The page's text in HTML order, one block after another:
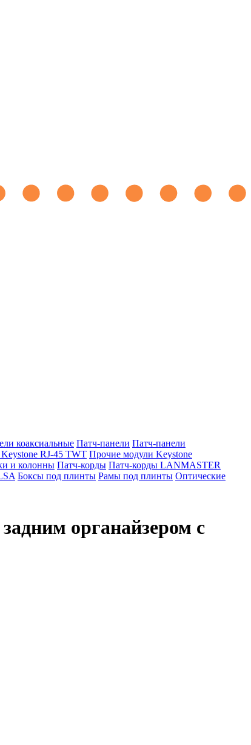
коаксиальные Патч-панели Патч-панели
RJ-45 TWT Прочие модули Keystone
и колонны Патч-корды Патч-корды LANMASTER
Боксы под плинты Рамы под плинты Оптические
органайзером с